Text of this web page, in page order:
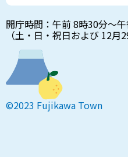
開庁時間：午前 8時30分～
（土・日・祝日および 12月
©2023 Fujikawa Town